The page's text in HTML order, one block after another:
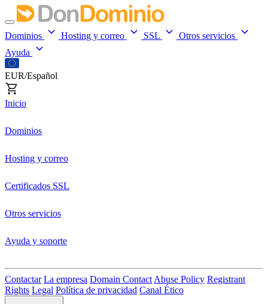
Dominios Hosting y correo SSL
Otros servicios
Ayuda
EUR/Español
Inicio
Dominios
Hosting y correo
Certificados SSL
Otros servicios
Ayuda y soporte
Contactar La empresa Domain Contact Abuse Policy Registrant
Rights Legal Política de privacidad Canal Ético